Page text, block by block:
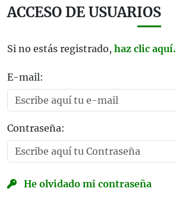
ACCESO DE USUARIOS
Si no estás registrado, haz clic aquí.
E-mail:
Contraseña:
He olvidado mi contraseña